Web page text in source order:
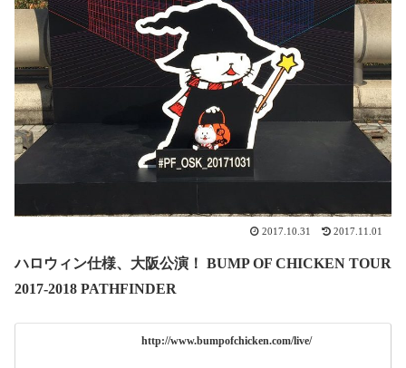
2017.10.31 2017.11.01
ハロウィン仕様、大阪公演！ BUMP OF CHICKEN TOUR
2017-2018 PATHFINDER
http://www.bumpofchicken.com/live/